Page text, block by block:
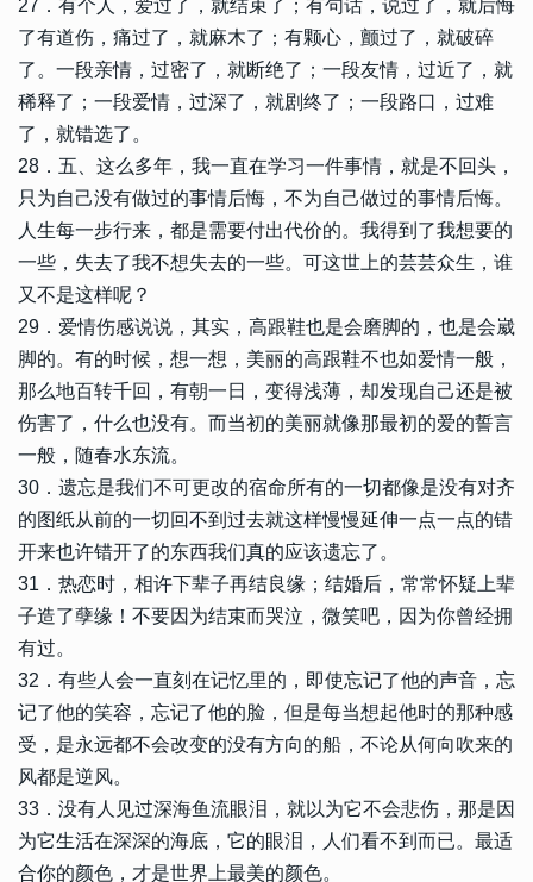
27．有个人，爱过了，就结束了；有句话，说过了，就后悔
了有道伤，痛过了，就麻木了；有颗心，颤过了，就破碎
了。一段亲情，过密了，就断绝了；一段友情，过近了，就
稀释了；一段爱情，过深了，就剧终了；一段路口，过难
了，就错选了。
28．五、这么多年，我一直在学习一件事情，就是不回头，
只为自己没有做过的事情后悔，不为自己做过的事情后悔。
人生每一步行来，都是需要付出代价的。我得到了我想要的
一些，失去了我不想失去的一些。可这世上的芸芸众生，谁
又不是这样呢？
29．爱情伤感说说，其实，高跟鞋也是会磨脚的，也是会崴
脚的。有的时候，想一想，美丽的高跟鞋不也如爱情一般，
那么地百转千回，有朝一日，变得浅薄，却发现自己还是被
伤害了，什么也没有。而当初的美丽就像那最初的爱的誓言
一般，随春水东流。
30．遗忘是我们不可更改的宿命所有的一切都像是没有对齐
的图纸从前的一切回不到过去就这样慢慢延伸一点一点的错
开来也许错开了的东西我们真的应该遗忘了。
31．热恋时，相许下辈子再结良缘；结婚后，常常怀疑上辈
子造了孽缘！不要因为结束而哭泣，微笑吧，因为你曾经拥
有过。
32．有些人会一直刻在记忆里的，即使忘记了他的声音，忘
记了他的笑容，忘记了他的脸，但是每当想起他时的那种感
受，是永远都不会改变的没有方向的船，不论从何向吹来的
风都是逆风。
33．没有人见过深海鱼流眼泪，就以为它不会悲伤，那是因
为它生活在深深的海底，它的眼泪，人们看不到而已。最适
合你的颜色，才是世界上最美的颜色。